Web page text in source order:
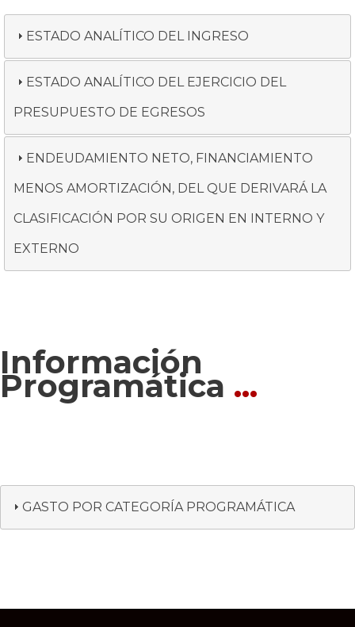
ESTADO ANALÍTICO DEL INGRESO
ESTADO ANALÍTICO DEL EJERCICIO DEL
PRESUPUESTO DE EGRESOS
ENDEUDAMIENTO NETO, FINANCIAMIENTO
MENOS AMORTIZACIÓN, DEL QUE DERIVARÁ LA
CLASIFICACIÓN POR SU ORIGEN EN INTERNO Y
EXTERNO
Información
Programática ...
GASTO POR CATEGORÍA PROGRAMÁTICA